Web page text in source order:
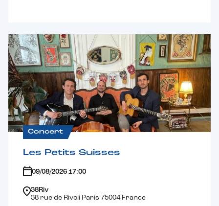
Concert
Les Petits Suisses
09/08/2026 17:00
38Riv
38 rue de Rivoli Paris 75004 France